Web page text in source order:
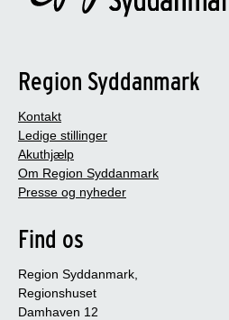
Region Syddanmark
Kontakt
Ledige stillinger
Akuthjælp
Om Region Syddanmark
Presse og nyheder
Find os
Region Syddanmark,
Regionshuset
Damhaven 12